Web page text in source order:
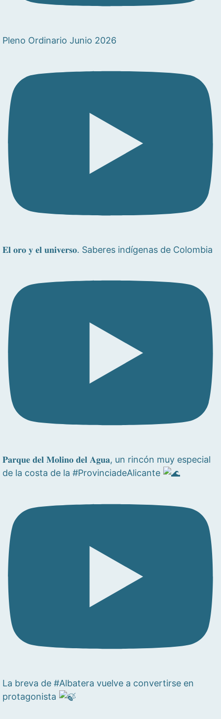
Pleno Ordinario Junio 2026
𝐄𝐥 𝐨𝐫𝐨 𝐲 𝐞𝐥 𝐮𝐧𝐢𝐯𝐞𝐫𝐬𝐨. Saberes indígenas de Colombia
𝐏𝐚𝐫𝐪𝐮𝐞 𝐝𝐞𝐥 𝐌𝐨𝐥𝐢𝐧𝐨 𝐝𝐞𝐥 𝐀𝐠𝐮𝐚, un rincón muy especial
de la costa de la #ProvinciadeAlicante
La breva de #Albatera vuelve a convertirse en
protagonista